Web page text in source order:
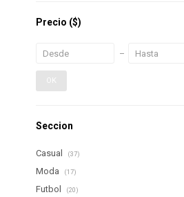
Precio ($)
OK
Seccion
Casual (37)
Moda (17)
Futbol (20)